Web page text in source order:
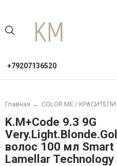
+79207136520
Главная → COLOR.ME / КРАСИТЕЛИ
K.M+Code 9.3 9G
волос 100 мл
Lamellar Technology